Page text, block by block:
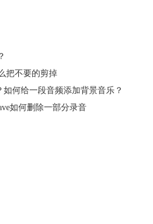
以看到软件中有工作台，有音频的声
编辑与调节。工作台的使用提升了软件
把不要的剪掉
何给一段音频添加背景音乐？
如何删除一部分录音